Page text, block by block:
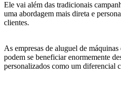
Ele vai além das tradicionais
uma abordagem mais direta e
clientes.
As empresas de aluguel de
podem se beneficiar enormemente
personalizados como um diferencial